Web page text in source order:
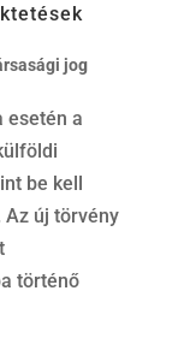
jog
esetén a
be kell
új törvény
történő